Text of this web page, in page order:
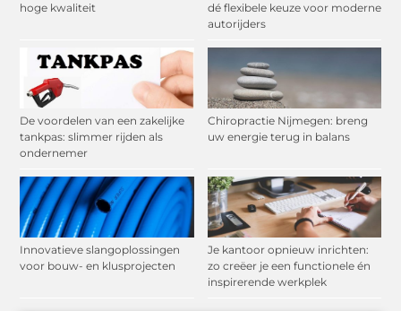
hoge kwaliteit
dé flexibele keuze voor moderne
autorijders
De voordelen van een zakelijke
tankpas: slimmer rijden als
ondernemer
Chiropractie Nijmegen: breng
uw energie terug in balans
Innovatieve slangoplossingen
voor bouw- en klusprojecten
Je kantoor opnieuw inrichten:
zo creëer je een functionele én
inspirerende werkplek